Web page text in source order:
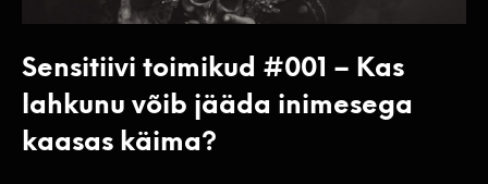
Sensitiivi toimikud #001 – Kas
lahkunu võib jääda inimesega
kaasas käima?